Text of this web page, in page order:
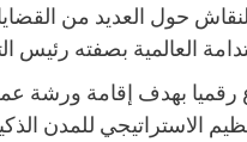
حول العديد من
العالمية بصفته رئيس
رقميا بهدف إقامة ورشة
الاستراتيجي للمدن